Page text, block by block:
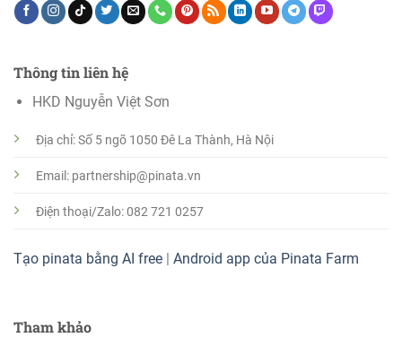
Tham khảo
Thông tin liên hệ
HKD Nguyễn Việt Sơn
Địa chỉ: Số 5 ngõ 1050 Đê La Thành, Hà Nội
Email: partnership@pinata.vn
Điện thoại/Zalo: 082 721 0257
Tạo pinata bằng AI free Android app của Pinata Farm